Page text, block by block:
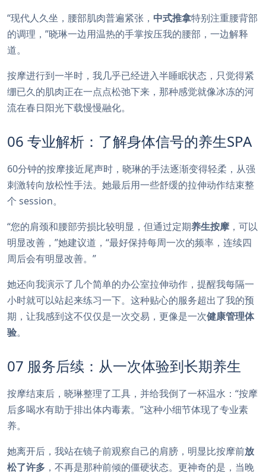
“现代人久坐，腰部肌肉普遍紧张， 中式推拿特别注重腰背部
的调理，”晓琳一边用温热的手掌按压我的腰部，一边解释
道。
按摩进行到一半时，我几乎已经进入半睡眠状态，只觉得紧
绷已久的肌肉正在一点点松弛下来，那种感觉就像冰冻的河
流在春日阳光下载慢慢融化。
06 专业解析：了解身体信号的养生SPA
60分钟的按摩接近尾声时，晓琳的手法逐渐变得轻柔，从强
刺激转向放松性手法。她最后用一些舒缓的拉伸动作结束整
个 session。
“您的肩颈和腰部劳损比较明显，但通过定期养生按摩 ，可以
明显改善，”她建议道，“最好保持每周一次的频率，连续四
周后会有明显改善。”
她还向我演示了几个简单的办公室拉伸动作，提醒我每隔一
小时就可以站起来练习一下。这种贴心的服务超出了我的预
期，让我感到这不仅仅是一次交易，更像是一次健康管理体
验。
07 服务后续：从一次体验到长期养生
按摩结束后，晓琳整理了工具，并给我倒了一杯温水：“按摩
后多喝水有助于排出体内毒素。”这种小细节体现了专业素
养。
她离开后，我站在镜子前观察自己的肩膀，明显比按摩前放
松了许多 ，不再是那种前倾的僵硬状态。更神奇的是，当晚